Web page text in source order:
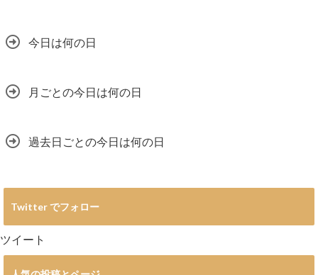
今日は何の日
月ごとの今日は何の日
過去日ごとの今日は何の日
Twitter でフォロー
ツイート